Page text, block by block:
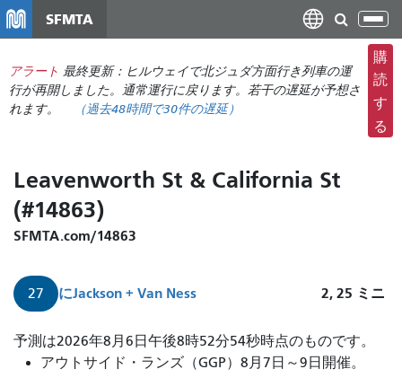
コ
ン
テ
に
SFMTA
ナ
ビ
ゲ
ー
シ
ョ
アラート 最終更新：ヒルウェイで北ジュダ方面行き列車の運
行が再開しました。通常運行に戻ります。若干の遅延が予想さ
れます。
（過去48時間で30件の遅延）
購
読
す
る
Leavenworth St & California St
(#14863)
SFMTA.com/14863
27 にJackson + Van Ness 2, 25 ミニ
27
ブ
予測は2026年8月6日午後8時52分54秒時点のものです。
アウトサイド・ランズ（GGP）8月7日～9日開催。